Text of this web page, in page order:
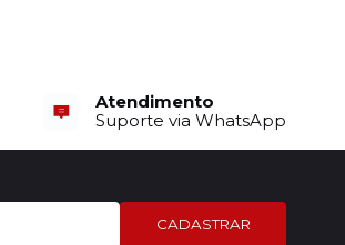
Atendimento
Suporte via WhatsApp
CADASTRAR